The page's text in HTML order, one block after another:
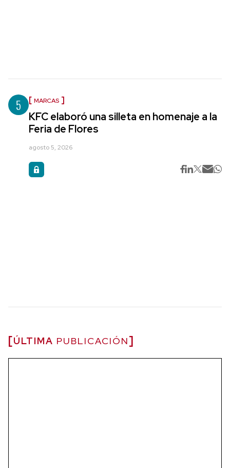
5 MARCAS
KFC elaboró una silleta en homenaje a la
Feria de Flores
agosto 5, 2026
ÚLTIMA PUBLICACIÓN